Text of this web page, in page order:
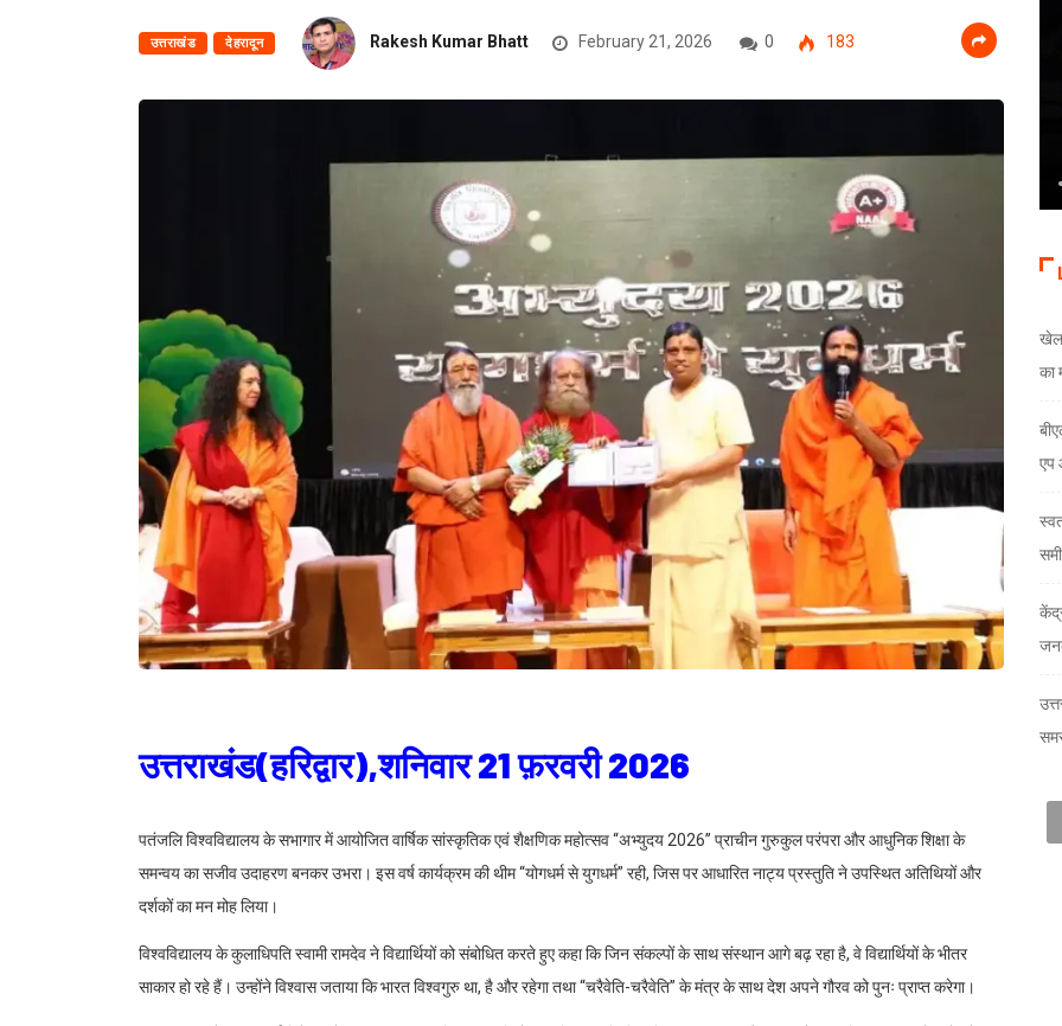
उत्तराखंड देहरादून Rakesh Kumar Bhatt February 21, 2026 0 183
उत्तराखंड(हरिद्वार),शनिवार 21 फ़रवरी 2026
पतंजलि विश्वविद्यालय के सभागार में आयोजित वार्षिक सांस्कृतिक एवं शैक्षणिक महोत्सव “अभ्युदय 2026” प्राचीन गुरुकुल परंपरा और आधुनिक शिक्षा के
समन्वय का सजीव उदाहरण बनकर उभरा। इस वर्ष कार्यक्रम की थीम “योगधर्म से युगधर्म” रही, जिस पर आधारित नाट्य प्रस्तुति ने उपस्थित अतिथियों और
दर्शकों का मन मोह लिया।
विश्वविद्यालय के कुलाधिपति स्वामी रामदेव ने विद्यार्थियों को संबोधित करते हुए कहा कि जिन संकल्पों के साथ संस्थान आगे बढ़ रहा है, वे विद्यार्थियों के भीतर
साकार हो रहे हैं। उन्होंने विश्वास जताया कि भारत विश्वगुरु था, है और रहेगा तथा “चरैवेति-चरैवेति” के मंत्र के साथ देश अपने गौरव को पुनः प्राप्त करेगा।
खेल
का
एप